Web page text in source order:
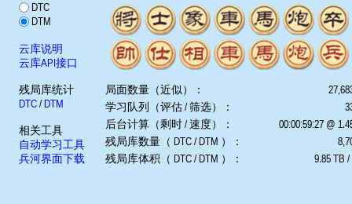
DTC
DTM
云库说明
云库API接口
残局库统计
DTC/ DTM
相关工具
自动学习工具
兵河界面下载
局面数量（近似）：
学习队列（评估 / 筛选）：
后台计算（剩时 / 速度）：
00:00:59:27 @
残局库数量（ DTC / DTM ）：
残局库体积（ DTC / DTM ）：
9.85 TB